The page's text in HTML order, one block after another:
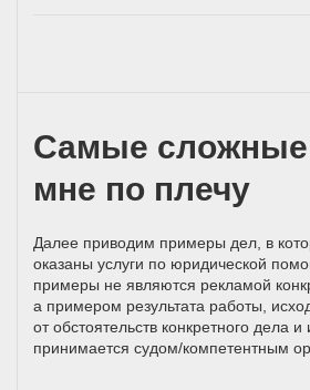
Самые сложные
мне по плечу
Далее приводим примеры дел, в
оказаны услуги по юридической
примеры не являются рекламой
а примером результата работы,
от обстоятельств конкретного дела
принимается судом/компетентным